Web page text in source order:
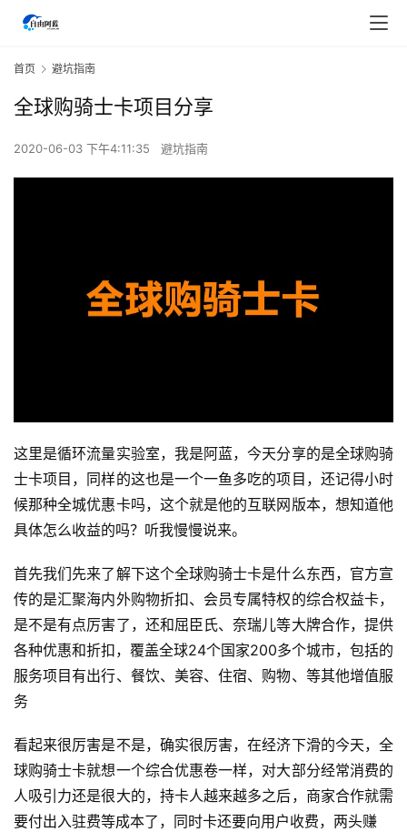
首页 避坑指南
全球购骑士卡项目分享
2020-06-03 下午4:11:35 避坑指南
这里是循环流量实验室，我是阿蓝，今天分享的是全球购骑
士卡项目，同样的这也是一个一鱼多吃的项目，还记得小时
候那种全城优惠卡吗，这个就是他的互联网版本，想知道他
具体怎么收益的吗？听我慢慢说来。
首先我们先来了解下这个全球购骑士卡是什么东西，官方宣
传的是汇聚海内外购物折扣、会员专属特权的综合权益卡，
是不是有点厉害了，还和屈臣氏、奈瑞儿等大牌合作，提供
各种优惠和折扣，覆盖全球24个国家200多个城市，包括的
服务项目有出行、餐饮、美容、住宿、购物、等其他增值服
务
看起来很厉害是不是，确实很厉害，在经济下滑的今天，全
球购骑士卡就想一个综合优惠卷一样，对大部分经常消费的
人吸引力还是很大的，持卡人越来越多之后，商家合作就需
要付出入驻费等成本了，同时卡还要向用户收费，两头赚